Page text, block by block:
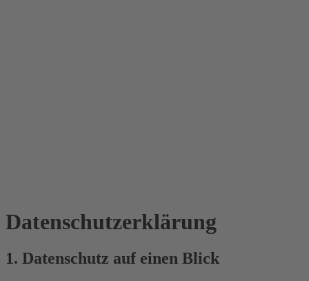
Datenschutz­erklärung
1. Datenschutz auf einen Blick